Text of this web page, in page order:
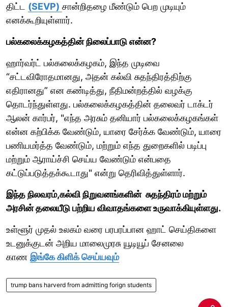
திட்ட (SEVP) சான்றிதழை மீண்டும் பெற முடியும்
எனக்கூறியுள்ளார்.
பல்கலைக்கழகத்தின் நிலைப்பாடு என்ன?
ஹார்வர்ட் பல்கலைக்கழகம், இந்த முடிவை
“சட்டவிரோதமானது, அதன் கல்வி சுதந்திரத்திற்கு
எதிரானது” என கண்டித்து, நீதிமன்றத்தில் வழக்கு
தொடர்ந்துள்ளது. பல்கலைக்கழகத்தின் தலைவர் டாக்டர்
ஆலன் கார்பர், "எந்த அரசும் தனியார் பல்கலைக்கழகங்கள்
என்ன கற்பிக்க வேண்டும், யாரை சேர்க்க வேண்டும், யாரை
பணியமர்த்த வேண்டும், மற்றும் எந்த துறைகளில் படிப்பு
மற்றும் ஆராய்ச்சி செய்ய வேண்டும் என்பதை
கட்டுப்படுத்தக்கூடாது" என்று தெரிவித்துள்ளார்.
இந்த நிலவரம்,கல்வி நிறுவனங்களின் சுதந்திரம் மற்றும்
அரசின் தலையீடு பற்றிய விவாதங்களை உருவாக்கியுள்ளது.
உள்ளூர் முதல் உலகம் வரை பரபரப்பான ஹாட் செய்திகளை
உடனுக்குடன் அறிய மாலைமுரசு யூடியூப் சேனலை
காண இங்கே கிளிக் செய்யவும்
trump bans harverd from admitting forign students